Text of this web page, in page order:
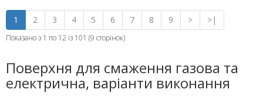
1 2 3 4 5 6 7 8 9 > >|
Показано з 1 по 12 із 101 (9 сторінок)
Поверхня для смаження газова та
електрична, варіанти виконання